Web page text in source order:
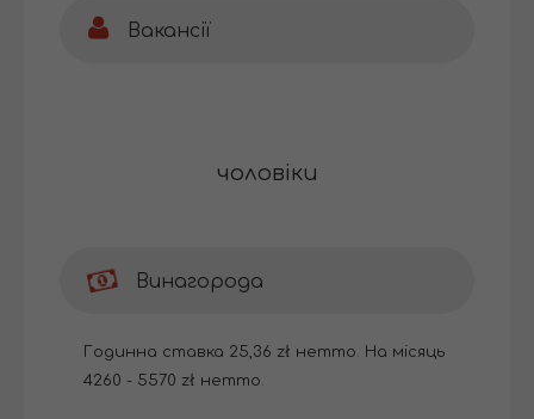
Вакансії
чоловіки
Винагорода
Годинна ставка 25,36 zł нетто. На місяць
4260 - 5570 zł нетто.